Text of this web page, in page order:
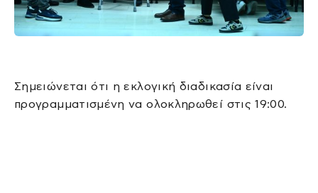
​Σημειώνεται ότι η εκλογική διαδικασία είναι
προγραμματισμένη να ολοκληρωθεί στις 19:00.